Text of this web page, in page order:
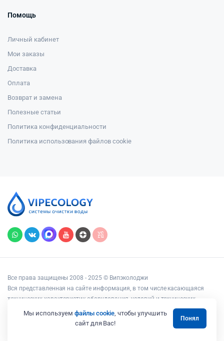
Помощь
Личный кабинет
Мои заказы
Доставка
Оплата
Возврат и замена
Полезные статьи
Политика конфиденциальности
Политика использования файлов cookie
Все права защищены 2008 - 2025 © Випэколоджи
Вся представленная на сайте информация, в том числе касающаяся
технических характеристик оборудования, условий и технических
возможностей подключения, наличия на складе, стоимости товаров и
услуг, носит информационный характер и ни при каких условиях не
является публичной офертой, определяемой положениями статьи 437
Мы используем файлы cookie, чтобы улучшить
сайт для Вас!
Понял